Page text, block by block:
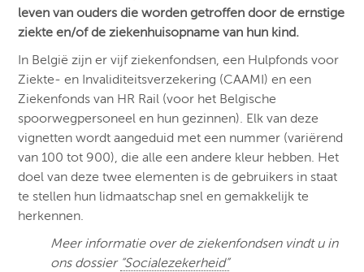
leven van ouders die worden getroffen door de ernstige
ziekte en/of de ziekenhuisopname van hun kind.
In België zijn er vijf ziekenfondsen, een Hulpfonds voor
Ziekte- en Invaliditeitsverzekering (CAAMI) en een
Ziekenfonds van HR Rail (voor het Belgische
spoorwegpersoneel en hun gezinnen). Elk van deze
vignetten wordt aangeduid met een nummer (variërend
van 100 tot 900), die alle een andere kleur hebben. Het
doel van deze twee elementen is de gebruikers in staat
te stellen hun lidmaatschap snel en gemakkelijk te
herkennen.
Meer informatie over de ziekenfondsen vindt u in
ons dossier “Socialezekerheid”